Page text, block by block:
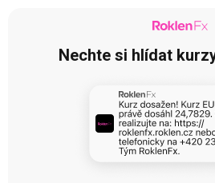
Nechte si hlídat